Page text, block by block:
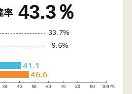
率 43.3％
33.7%
9.6%